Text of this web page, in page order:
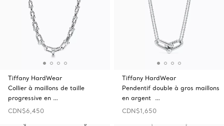
Tiffany HardWear
Collier à maillons de taille
progressive en …
CDN$6,450
Tiffany HardWear
Pendentif double à gros maillons
en argent …
CDN$1,650